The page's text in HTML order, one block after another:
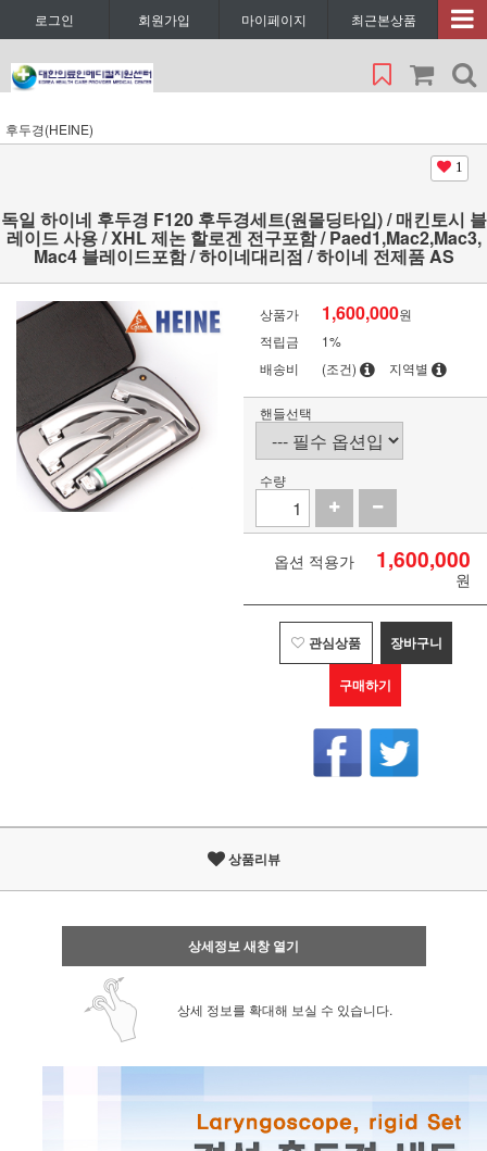
로그인 회원가입 마이페이지 최근본상품
후두경(HEINE)
1
독일 하이네 후두경 F120 후두경세트(원몰딩타입) / 매킨토시 블
레이드 사용 / XHL 제논 할로겐 전구포함 / Paed1,Mac2,Mac3,
Mac4 블레이드포함 / 하이네대리점 / 하이네 전제품 AS
상품가 1,600,000원
적립금
1%
배송비
(조건) 지역별
핸들선택
수량
옵션 적용가 1,600,000
원
관심상품 장바구니
구매하기
상품리뷰
상세정보 새창 열기
상세 정보를 확대해 보실 수 있습니다.